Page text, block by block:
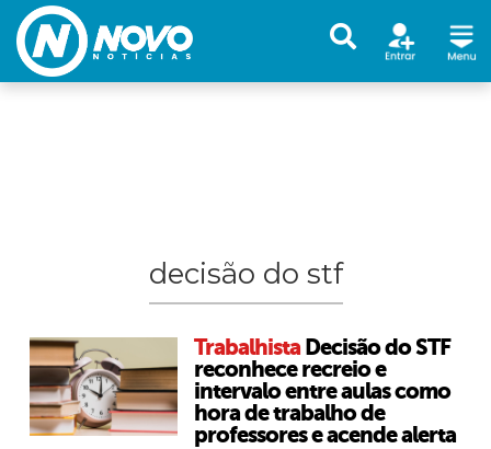
decisão do stf
Trabalhista Decisão do STF
reconhece recreio e
intervalo entre aulas como
hora de trabalho de
professores e acende alerta